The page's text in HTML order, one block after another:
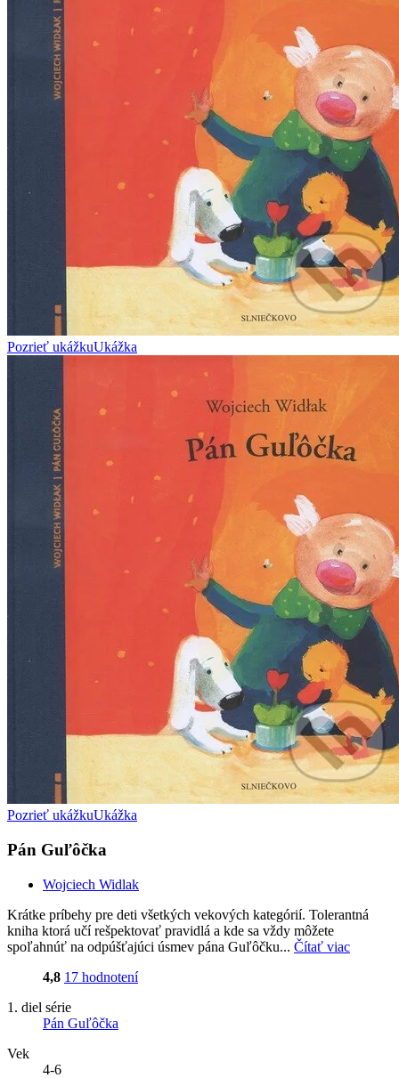
Pozrieť ukážkuUkážka
Pozrieť ukážkuUkážka
Pán Guľôčka
Wojciech Widlak
Krátke príbehy pre deti všetkých vekových kategórií. Tolerantná
kniha ktorá učí rešpektovať pravidlá a kde sa vždy môžete
spoľahnúť na odpúšťajúci úsmev pána Guľôčku... Čítať viac
4,8 17 hodnotení
1. diel série
Pán Guľôčka
Vek
4-6